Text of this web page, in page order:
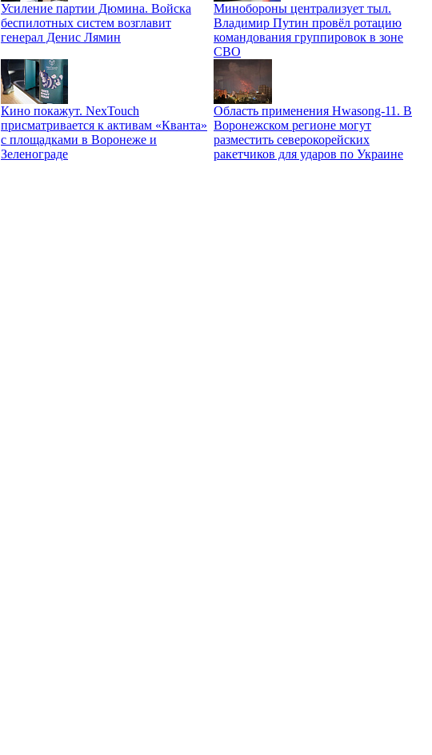
Усиление партии Дюмина. Войска
беспилотных систем возглавит
генерал Денис Лямин
Минобороны централизует тыл.
Владимир Путин провёл ротацию
командования группировок в зоне
СВО
Кино покажут. NexTouch
присматривается к активам «Кванта»
с площадками в Воронеже и
Зеленограде
Область применения Hwasong-11. В
Воронежском регионе могут
разместить северокорейских
ракетчиков для ударов по Украине